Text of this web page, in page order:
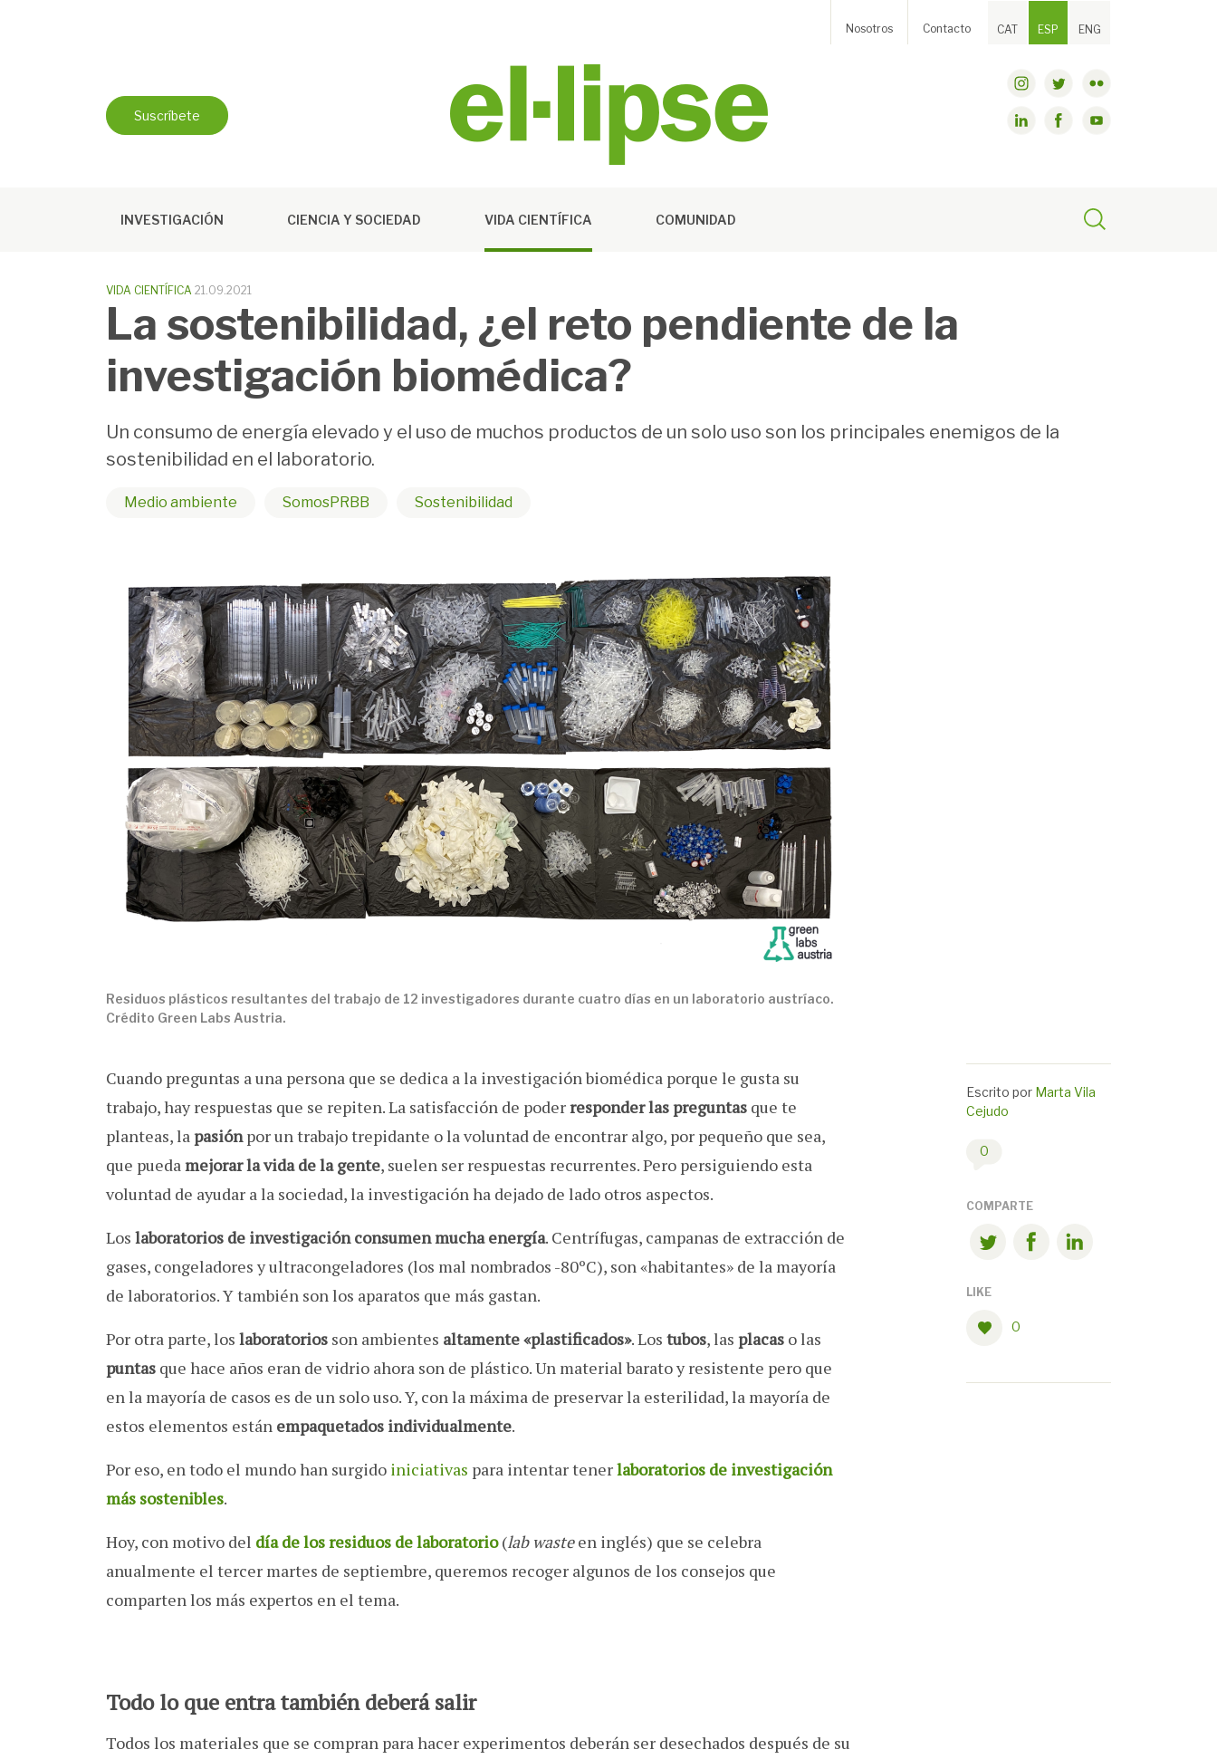
CAT ESP ENG
Nosotros Contacto
Suscríbete
INVESTIGACIÓN CIENCIA Y SOCIEDAD VIDA CIENTÍFICA COMUNIDAD
VIDA CIENTÍFICA 21.09.2021
La sostenibilidad, ¿el reto pendiente de la
investigación biomédica?
Un consumo de energía elevado y el uso de muchos productos de un solo uso son los principales enemigos de la
sostenibilidad en el laboratorio.
Medio ambiente SomosPRBB Sostenibilidad
Residuos plásticos resultantes del trabajo de 12 investigadores durante cuatro días en un laboratorio austríaco.
Crédito Green Labs Austria.
Cuando preguntas a una persona que se dedica a la investigación biomédica porque le gusta su
trabajo, hay respuestas que se repiten. La satisfacción de poderresponder las preguntas que te
planteas, lapasiónpor un trabajo trepidante o la voluntad de encontrar algo, por pequeño que sea,
que puedamejorar la vida de la gente, suelen ser respuestas recurrentes. Pero persiguiendo esta
voluntad de ayudar a la sociedad, la investigación ha dejado de lado otros aspectos.
Los laboratorios de investigación consumen mucha energía. Centrífugas, campanas de extracción de
gases, congeladores y ultracongeladores (los mal nombrados -80ºC), son «habitantes» de la mayoría
de laboratorios. Y también son los aparatos que más gastan.
Por otra parte, los laboratorios son ambientes altamente «plastificados». Los tubos, las placas o las
puntas que hace años eran de vidrio ahora son de plástico. Un material barato y resistente pero que
en la mayoría de casos es de un solo uso. Y, con la máxima de preservar la esterilidad, la mayoría de
estos elementos están empaquetados individualmente.
Por eso, en todo el mundo han surgido iniciativas para intentar tenerlaboratorios de investigación
más sostenibles.
Hoy, con motivo del día de los residuos de laboratorio(lab wasteen inglés) que se celebra
anualmente el tercer martes de septiembre, queremos recoger algunos de los consejos que
comparten los más expertos en el tema.
Todo lo que entra también deberá salir
Todos los materiales que se compran para hacer experimentos deberán ser desechados después de su
Escrito por Marta Vila
Cejudo
0
COMPARTE
LIKE
0